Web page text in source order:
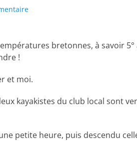
bretonnes, à savoir 5°
!
et moi.
kayakistes du club local sont
petite heure, puis descendu